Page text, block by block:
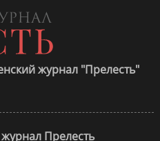
журнал "Прелесть"
Прелесть